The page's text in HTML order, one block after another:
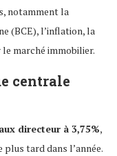
notamment la
(BCE), l’inflation, la
marché immobilier.
centrale
directeur à 3,75%,
plus tard dans l’année.